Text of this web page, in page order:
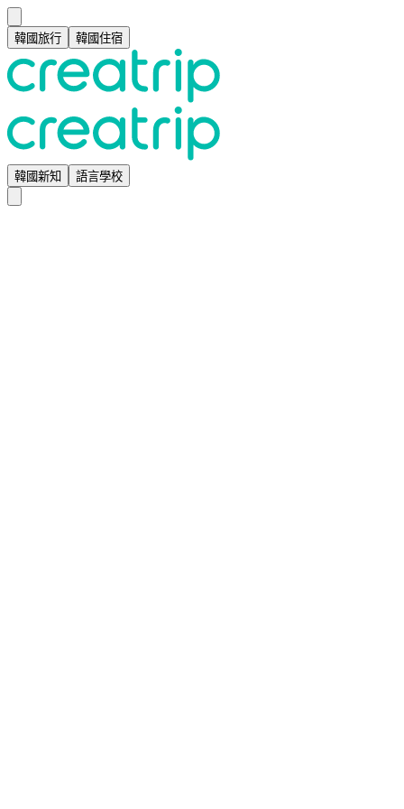
韓國旅行 韓國住宿
韓國新知 語言學校